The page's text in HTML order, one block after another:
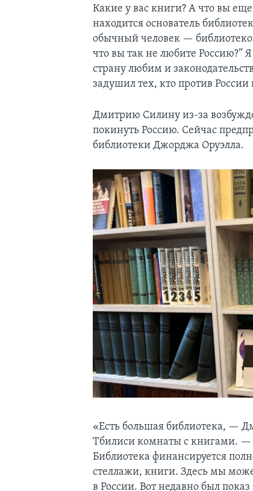
Какие у вас книги? А что вы еще
находится основатель
обычный человек —
что вы так не любите Россию?”
страну любим и
задушил тех, кто против
Дмитрию Силину из-за
покинуть Россию. Сейчас
библиотеки Джорджа Оруэлла.
«Есть большая библиотека, —
Тбилиси комнаты с книгами. —
Библиотека финансируется
стеллажи, книги. Здесь мы
в России. Вот недавно был